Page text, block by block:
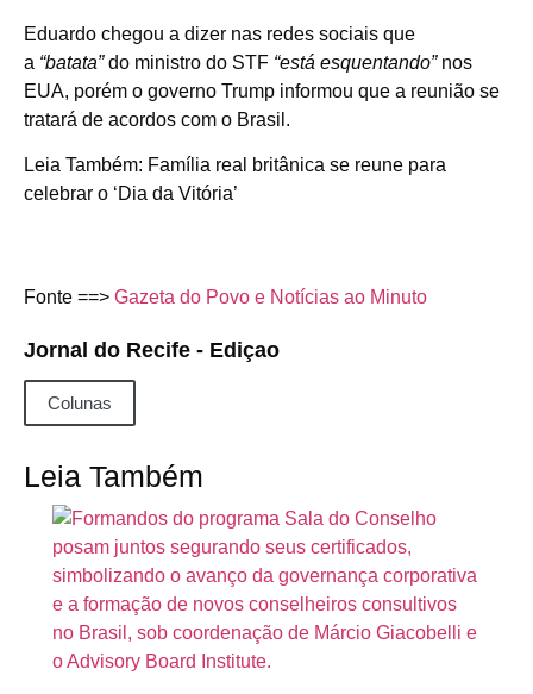
Eduardo chegou a dizer nas redes sociais que
a “batata”do ministro do STF “está esquentando”nos
EUA, porém o governo Trump informou que a reunião se
tratará de acordos com o Brasil.
Leia Também: Família real britânica se reune para
celebrar o ‘Dia da Vitória’
Fonte ==> Gazeta do Povo e Notícias ao Minuto
Jornal do Recife - Ediçao
Colunas
Leia Também